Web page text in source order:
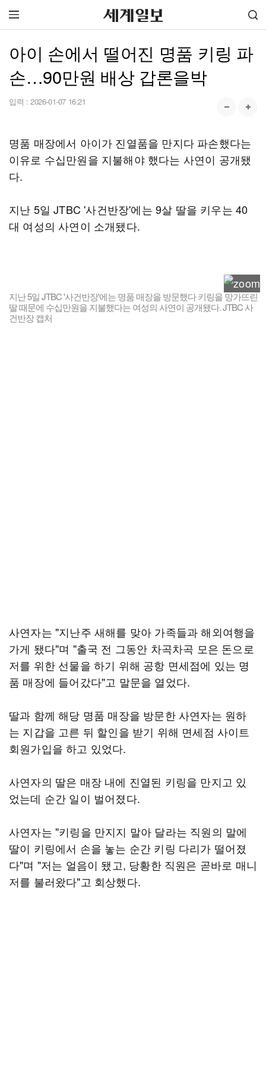
아이 손에서 떨어진 명품 키링 파
손…90만원 배상 갑론을박
입력 : 2026-01-07 16:21
명품 매장에서 아이가 진열품을 만지다 파손했다는
이유로 수십만원을 지불해야 했다는 사연이 공개됐
다.
지난 5일 JTBC '사건반장'에는 9살 딸을 키우는 40
대 여성의 사연이 소개됐다.
지난 5일 JTBC '사건반장'에는 명품 매장을 방문했다 키링을 망가뜨린
딸 때문에 수십만원을 지불했다는 여성의 사연이 공개됐다. JTBC 사
건반장 캡처
사연자는 "지난주 새해를 맞아 가족들과 해외여행을
가게 됐다"며 "출국 전 그동안 차곡차곡 모은 돈으로
저를 위한 선물을 하기 위해 공항 면세점에 있는 명
품 매장에 들어갔다"고 말문을 열었다.
딸과 함께 해당 명품 매장을 방문한 사연자는 원하
는 지갑을 고른 뒤 할인을 받기 위해 면세점 사이트
회원가입을 하고 있었다.
사연자의 딸은 매장 내에 진열된 키링을 만지고 있
었는데 순간 일이 벌어졌다.
사연자는 "키링을 만지지 말아 달라는 직원의 말에
딸이 키링에서 손을 놓는 순간 키링 다리가 떨어졌
다"며 "저는 얼음이 됐고, 당황한 직원은 곧바로 매니
저를 불러왔다"고 회상했다.